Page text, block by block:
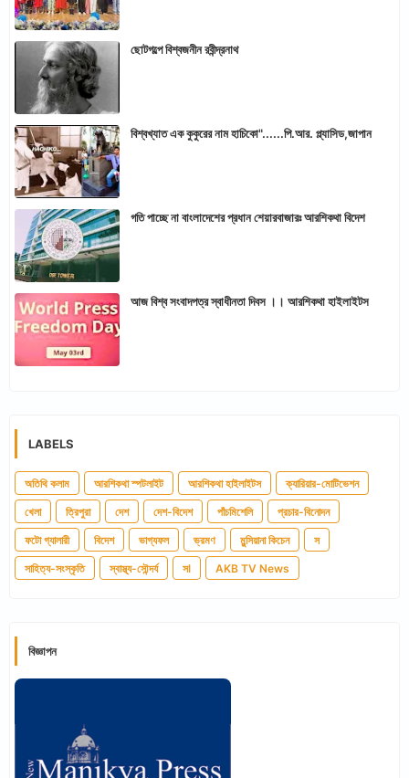
ছোটগল্পে বিশ্বজনীন রবীন্দ্রনাথ
বিশ্বখ্যাত এক কুকুরের নাম হাচিকো"......পি.আর. প্ল্যাসিড,জাপান
গতি পাচ্ছে না বাংলাদেশের প্রধান শেয়ারবাজারঃ আরশিকথা বিদেশ
আজ বিশ্ব সংবাদপত্র স্বাধীনতা দিবস ।। আরশিকথা হাইলাইটস
LABELS
অতিথি কলাম আরশিকথা স্পটলাইট আরশিকথা হাইলাইটস ক্যারিয়ার-মোটিভেশন
খেলা ত্রিপুরা দেশ দেশ-বিদেশ পাঁচমিশেলি প্রচার-বিনোদন
ফটো গ্যালারী বিদেশ ভাগ্যফল ভ্রমণ মুন্সিয়ানা কিচেন স
সাহিত্য-সংস্কৃতি স্বাস্থ্য-সৌন্দর্য সl AKB TV News
বিজ্ঞাপন